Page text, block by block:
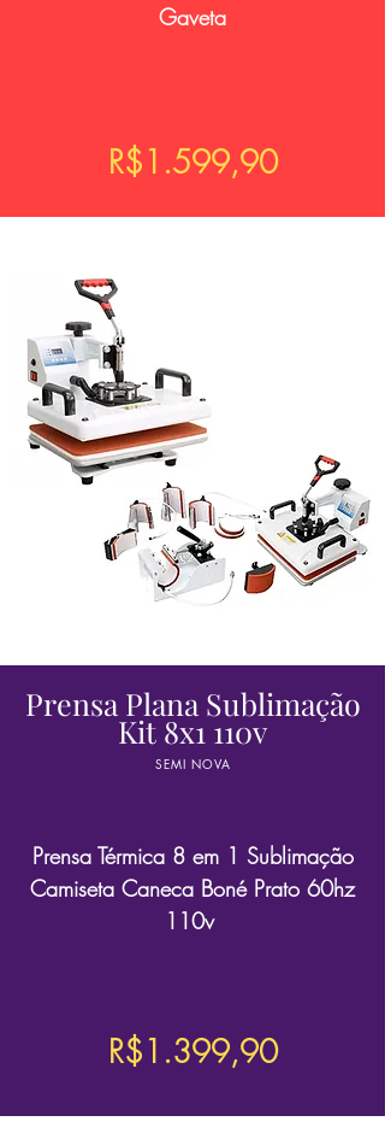
Gaveta
R$1.599,90
Prensa Plana Sublimação
Kit 8x1 110v
SEMI NOVA
Prensa Térmica 8 em 1 Sublimação
Camiseta Caneca Boné Prato 60hz
110v
R$1.399,90